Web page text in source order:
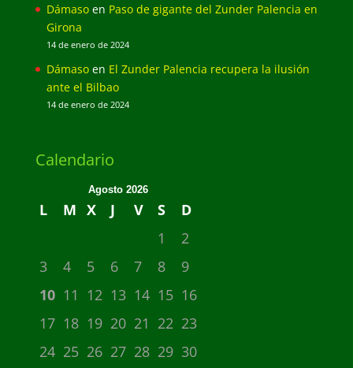
Dámasoen Paso de gigante del Zunder Palencia en
Girona
14 de enero de 2024
Dámasoen El Zunder Palencia recupera la ilusión
ante el Bilbao
14 de enero de 2024
Calendario
Agosto 2026
L M X J V S
D
1
2
3
4 5 6 7 8
9
10 11 12 13 14 15 16
17 18 19 20 21 22 23
24 25 26 27 28 29 30